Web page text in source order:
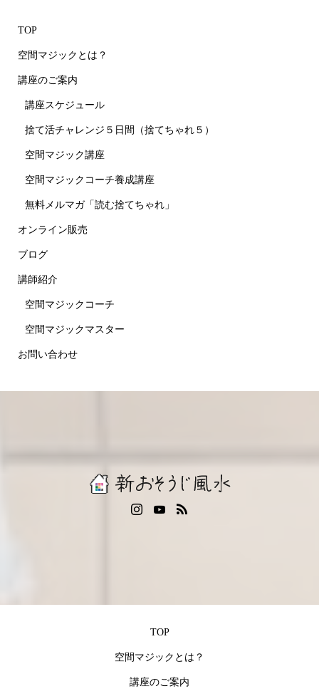
TOP
空間マジックとは？
講座のご案内
講座スケジュール
捨て活チャレンジ５日間（捨てちゃれ５）
空間マジック講座
空間マジックコーチ養成講座
無料メルマガ「読む捨てちゃれ」
オンライン販売
ブログ
講師紹介
空間マジックコーチ
空間マジックマスター
お問い合わせ
TOP
空間マジックとは？
講座のご案内